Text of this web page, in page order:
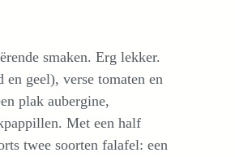
smaken. Erg lekker.
geel), verse tomaten en
plak aubergine,
Met een half
twee soorten falafel: een